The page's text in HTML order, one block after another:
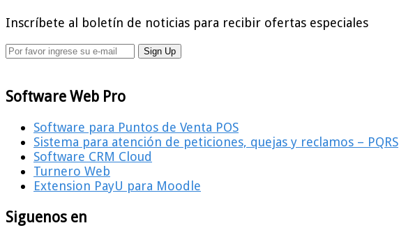
Inscríbete al boletín de noticias para recibir ofertas especiales
Software Web Pro
Software para Puntos de Venta POS
Sistema para atención de peticiones, quejas y reclamos – PQRS
Software CRM Cloud
Turnero Web
Extension PayU para Moodle
Siguenos en